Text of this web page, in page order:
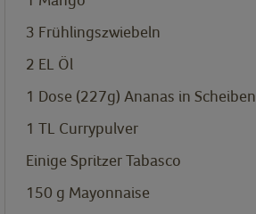
3 Frühlingszwiebeln
2 EL Öl
1 Dose (227g) Ananas in Scheiben
1 TL Currypulver
Einige Spritzer Tabasco
150 g Mayonnaise